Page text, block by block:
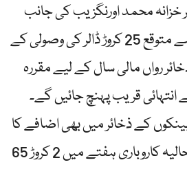
وزیر خزانہ محمد اورنگزیب کی جانب
سے پانڈا بانڈ کے اجرا سے متوقع 25 کروڑ ڈالر کی وصولی کے
رواں مالی سال کے لیے مقررہ
انتہائی قریب پہنچ جائیں گے۔
کے ذخائر میں بھی اضافے کا
تسلسل برقرار ہے، جو حالیہ کاروباری ہفتے میں 2 کروڑ 65